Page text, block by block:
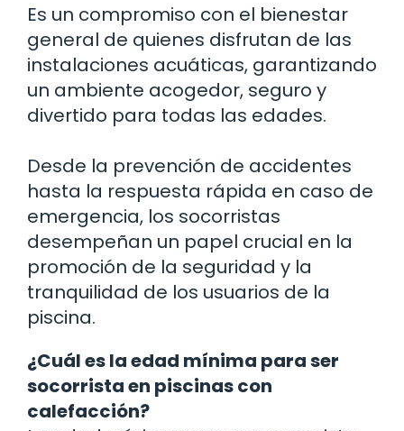
Es un compromiso con el bienestar
general de quienes disfrutan de las
instalaciones acuáticas, garantizando
un ambiente acogedor, seguro y
divertido para todas las edades.
Desde la prevención de accidentes
hasta la respuesta rápida en caso de
emergencia, los socorristas
desempeñan un papel crucial en la
promoción de la seguridad y la
tranquilidad de los usuarios de la
piscina.
¿Cuál es la edad mínima para ser
socorrista en piscinas con
calefacción?